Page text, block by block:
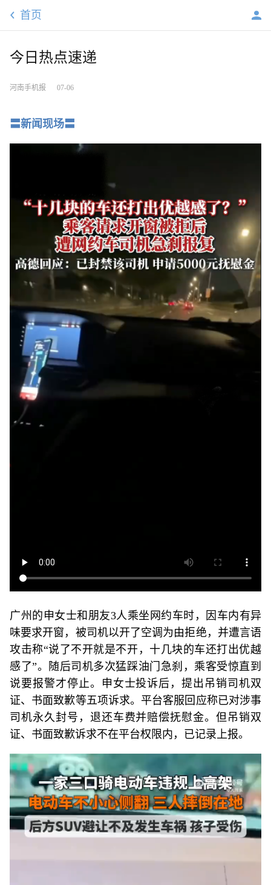
首页
今日热点速递
河南手机报 07-06
〓新闻现场〓
广州的申女士和朋友3人乘坐网约车时，因车内有异
味要求开窗，被司机以开了空调为由拒绝，并遭言语
攻击称“说了不开就是不开，十几块的车还打出优越
感了”。随后司机多次猛踩油门急刹，乘客受惊直到
说要报警才停止。申女士投诉后，提出吊销司机双
证、书面致歉等五项诉求。平台客服回应称已对涉事
司机永久封号，退还车费并赔偿抚慰金。但吊销双
证、书面致歉诉求不在平台权限内，已记录上报。